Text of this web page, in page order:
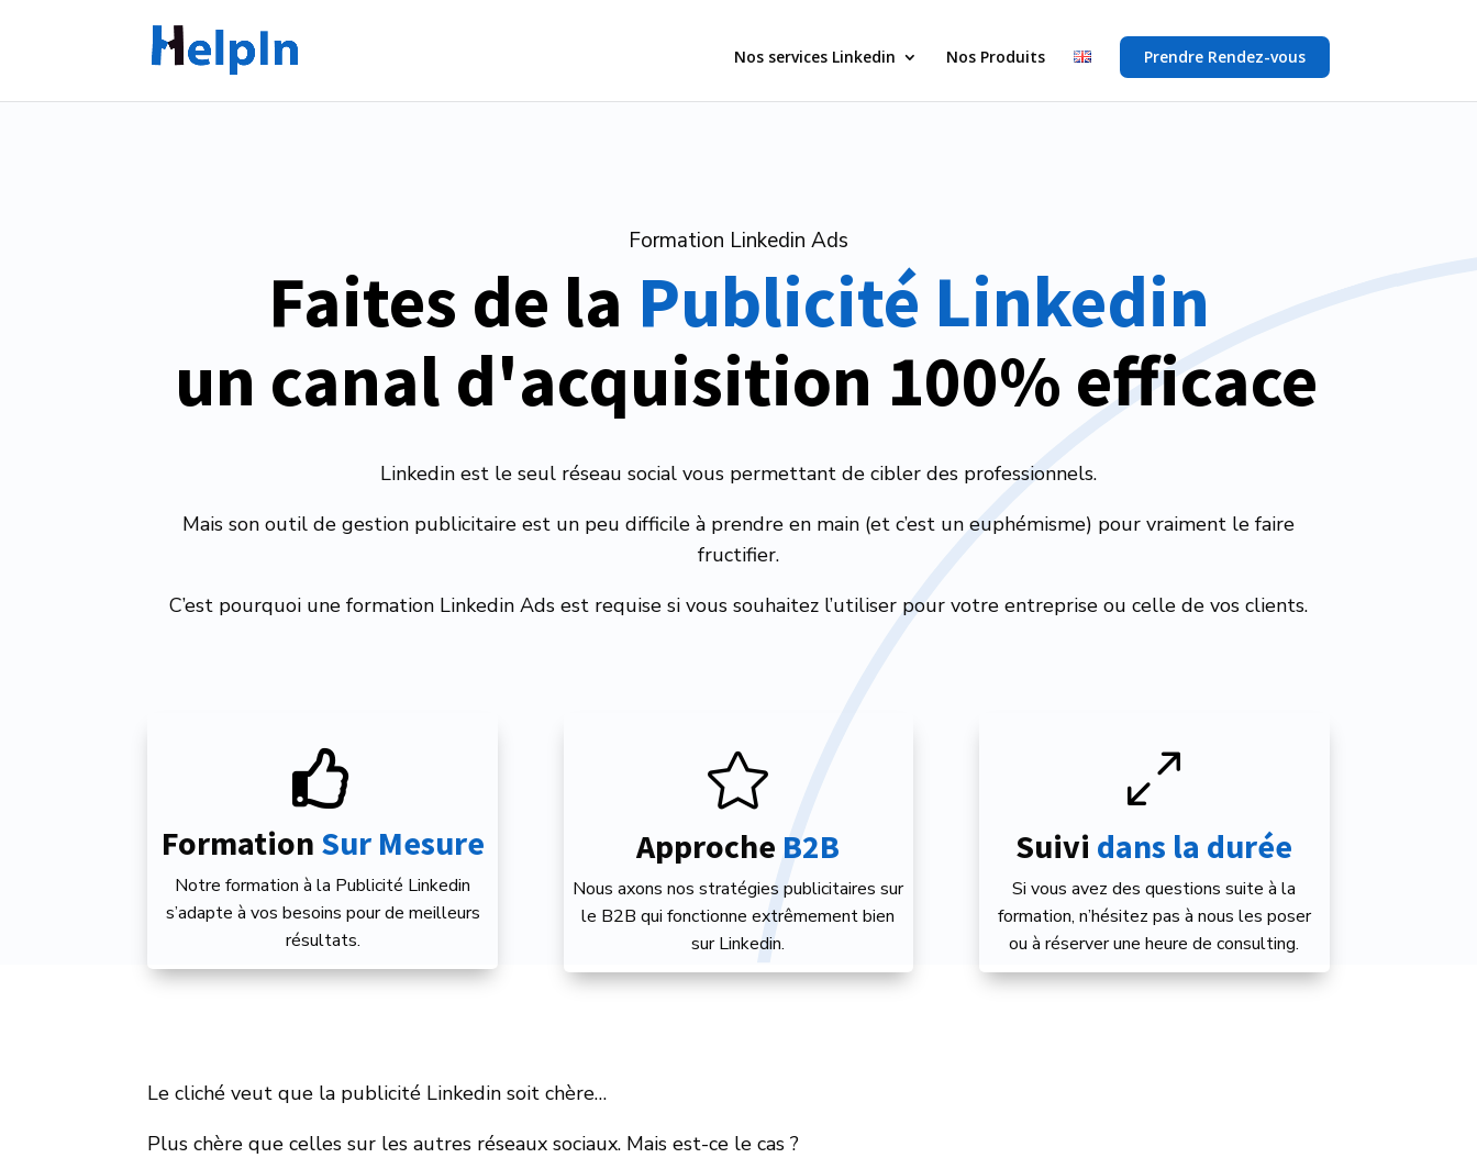
Nos services Linkedin Nos Produits Prendre Rendez-vous
Formation Linkedin Ads
Faites de la Publicité Linkedin
un canal d'acquisition 100% efficace
Linkedin est le seul réseau social vous permettant de cibler des professionnels.
Mais son outil de gestion publicitaire est un peu difficile à prendre en main (et c’est un euphémisme) pour vraiment le faire
fructifier.
C’est pourquoi une formation Linkedin Ads est requise si vous souhaitez l’utiliser pour votre entreprise ou celle de vos clients.

Formation Sur Mesure
Notre formation à la Publicité Linkedin
s’adapte à vos besoins pour de meilleurs
résultats.

Approche B2B
Nous axons nos stratégies publicitaires sur
le B2B qui fonctionne extrêmement bien
sur Linkedin.
0
Suivi dans la durée
Si vous avez des questions suite à la
formation, n’hésitez pas à nous les poser
ou à réserver une heure de consulting.
Le cliché veut que la publicité Linkedin soit chère…
Plus chère que celles sur les autres réseaux sociaux. Mais est-ce le cas ?